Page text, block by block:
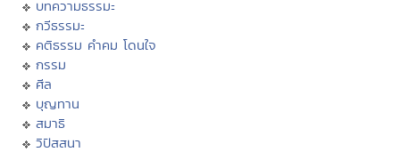
บทความธรรมะ
กวีธรรมะ
คติธรรม คำคม โดนใจ
กรรม
ศีล
บุญทาน
สมาธิ
วิปัสสนา